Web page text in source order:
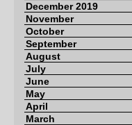
December 2019
November
October
September
August
July
June
May
April
March